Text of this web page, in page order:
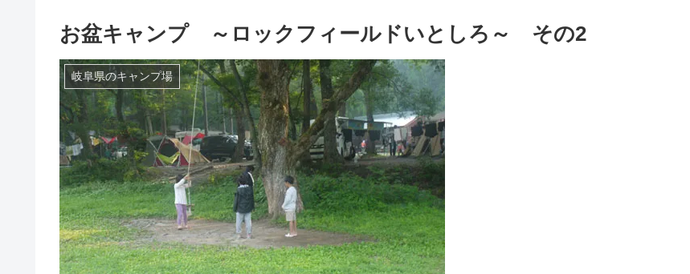
お盆キャンプ ～ロックフィールドいとしろ～ その2
岐阜県のキャンプ場